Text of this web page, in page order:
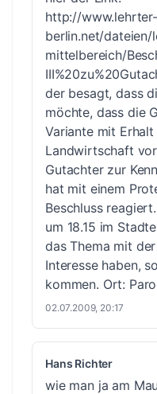
http://
berlin.net/dateien/
mittelbereich/
der besagt, dass
möchte, dass die
Variante mit
Landwirtschaft
Gutachter zur
hat mit einem
Beschluss
um 18.15 im
das Thema mit
Interesse haben,
kommen. Ort:
02.07.2009, 20:17
Hans Richter
wie man ja am